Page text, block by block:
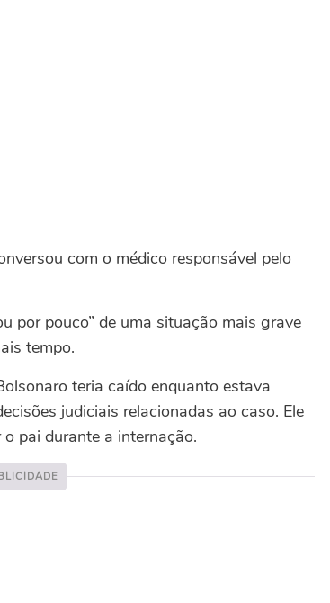
com o médico responsável pelo
por pouco” de uma situação mais grave
tempo.
teria caído enquanto estava
judiciais relacionadas ao caso. Ele
pai durante a internação.